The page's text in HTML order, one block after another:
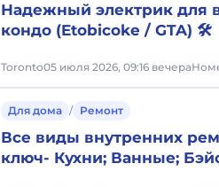
Надежный электрик для
кондо (Etobicoke / GTA) 🛠️
Toronto05 июля 2026, 09:16 вечера
Для дома / Ремонт
Все виды внутренних
ключ- Кухни; Ванные;